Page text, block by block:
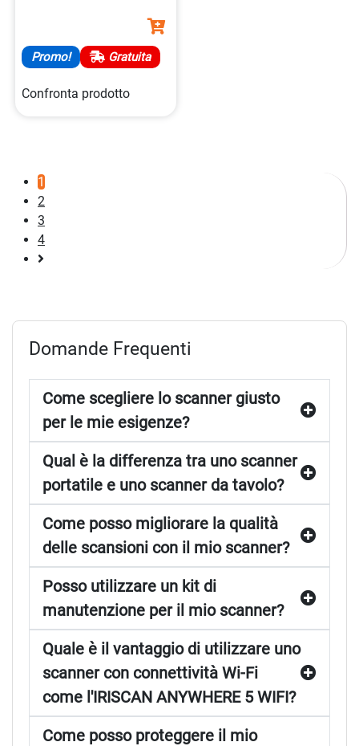
Promo! Gratuita
Confronta prodotto
1
2
3
4
Domande Frequenti
Come scegliere lo scanner giusto
per le mie esigenze?
Qual è la differenza tra uno scanner
portatile e uno scanner da tavolo?
Come posso migliorare la qualità
delle scansioni con il mio scanner?
Posso utilizzare un kit di
manutenzione per il mio scanner?
Quale è il vantaggio di utilizzare uno
scanner con connettività Wi-Fi
come l'IRISCAN ANYWHERE 5 WIFI?
Come posso proteggere il mio